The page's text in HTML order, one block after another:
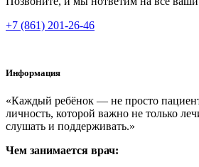
+7 (861) 201-26-46
Информация
«Каждый ребёнок — не просто
личность, которой важно не только
слушать и поддерживать.»
Чем занимается врач: